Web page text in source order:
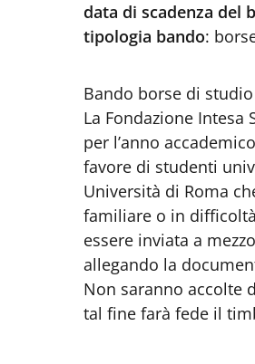
data di scadenza del
tipologia bando:
Bando borse di
La Fondazione Intesa
per l’anno
favore di studenti
Università di Roma
familiare o in
essere inviata a
allegando la
Non saranno accolte
tal fine farà fede il